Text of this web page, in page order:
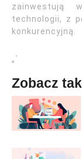
zainwestują
technologii, z
konkurencyjną.
„`
Zobacz